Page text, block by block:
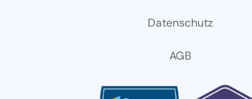
Datenschutz
AGB